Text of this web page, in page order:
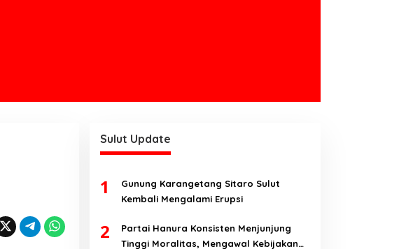
Sulut Update
1
Gunung Karangetang Sitaro Sulut
Kembali Mengalami Erupsi
2
Partai Hanura Konsisten Menjunjung
Tinggi Moralitas, Mengawal Kebijakan